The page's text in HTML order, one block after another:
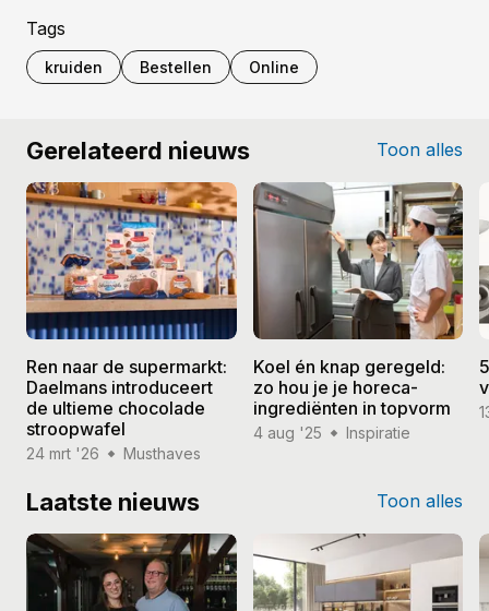
Tags
kruiden Bestellen Online
Gerelateerd nieuws Toon alles
Ren naar de supermarkt:
Daelmans introduceert
de ultieme chocolade
stroopwafel
24 mrt '26 Musthaves
Koel én knap geregeld:
zo hou je je horeca-
ingrediënten in topvorm
4 aug '25 Inspiratie
Laatste nieuws Toon alles